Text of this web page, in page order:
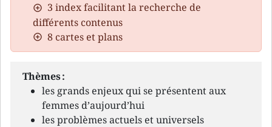
3 index facilitant la recherche de
différents contenus
8 cartes et plans
Thèmes :
les grands enjeux qui se présentent aux
femmes d’aujourd’hui
les problèmes actuels et universels